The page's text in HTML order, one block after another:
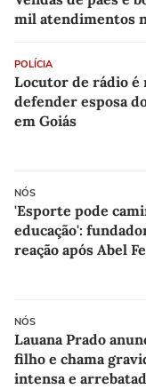
mil atendimentos
POLÍCIA
Locutor de rádio
defender esposa
em Goiás
NÓS
'Esporte pode
educação':
reação após Abel
NÓS
Lauana Prado
filho e chama
intensa e